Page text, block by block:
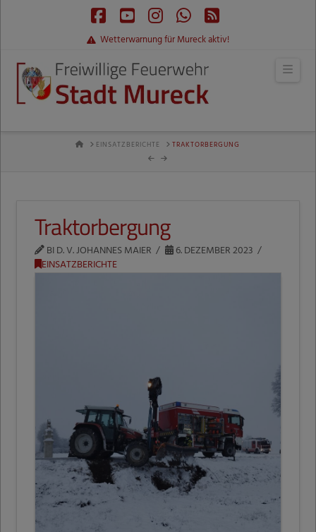
Facebook
YouTube
Instagram
Whatsapp
RSS
Wetterwarnung für Mureck aktiv!
HOMEEINSATZBERICHTE TRAKTORBERGUNG
Traktorbergung
BI D. V. JOHANNES MAIER
6. DEZEMBER 2023
EINSATZBERICHTE